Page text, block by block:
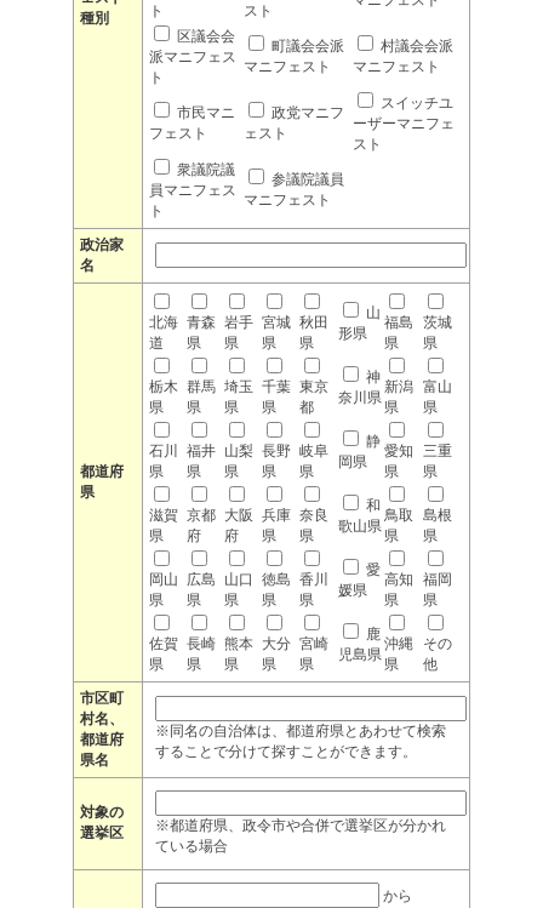
種別
ト
スト
区議会会
派マニフェス
ト
町議会会派
マニフェスト
村議会会派
マニフェスト
市民マニ
フェスト
政党マニフ
ェスト
スイッチユ
ーザーマニフェ
スト
衆議院議
員マニフェス
ト
参議院議員
マニフェスト
政治家
名
都道府
県
北海
道
青森
県
岩手
県
宮城
県
秋田
県
山
形県
福島
県
茨城
県
栃木
県
群馬
県
埼玉
県
千葉
県
東京
都
神
奈川県
新潟
県
富山
県
石川
県
福井
県
山梨
県
長野
県
岐阜
県
静
岡県
愛知
県
三重
県
滋賀
県
京都
府
大阪
府
兵庫
県
奈良
県
和
歌山県
鳥取
県
島根
県
岡山
県
広島
県
山口
県
徳島
県
香川
県
愛
媛県
高知
県
福岡
県
佐賀
県
長崎
県
熊本
県
大分
県
宮崎
県
鹿
児島県
沖縄
県
その
他
市区町
村名、
都道府
県名
※同名の自治体は、都道府県とあわせて検索
することで分けて探すことができます。
対象の
選挙区
※都道府県、政令市や合併で選挙区が分かれ
ている場合
から